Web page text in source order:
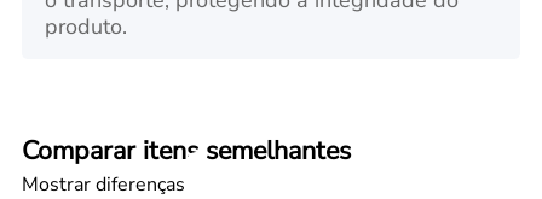
produto.
Comparar itens semelhantes
Mostrar diferenças